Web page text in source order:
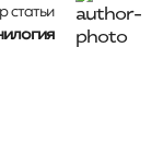
статьи